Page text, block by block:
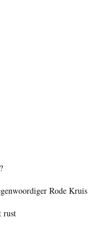
Rode Kruis
rust